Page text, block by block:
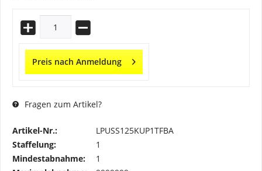
Preis nach Anmeldung
Fragen zum Artikel?
Artikel-Nr.:
LPUSS125KUP1TFBA
Staffelung:
1
Mindestabnahme:
1